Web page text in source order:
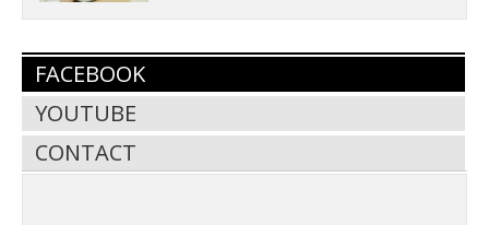
FACEBOOK
YOUTUBE
CONTACT